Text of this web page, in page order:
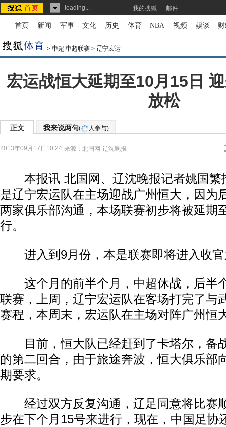
loading... 我的搜狐 邮件
首页 - 新闻 - 军事 - 文化 - 历史 - 体育 - NBA - 视频 - 娱谈 -
> 中超|中超联赛 > 辽宁宏运
宏运战恒大延期至10月15日
放松
正文 我来说两句( 人参与)
2013年09月17日10:24 来源： 北国网-辽沈晚报
本报讯 北国网、辽沈晚报记者姚国繁
是辽宁宏运队在主场迎战广州恒大，因为
两家俱乐部沟通，本场联赛初步将被延期
行。
进入到9月份，本是联赛即将进入收官
这个月的前半个月， 中超休战，后半
联赛，上周，辽宁宏运队在客场打完了与
赛程，本周末，宏运队在主场对阵广州恒
目前，恒大队已经赶到了卡塔尔，备
的第二回合，由于旅途奔波，恒大俱乐部
期要求。
经过双方反复沟通，辽足同意将比赛
步在下个月15号来进行，现在，中 国足协